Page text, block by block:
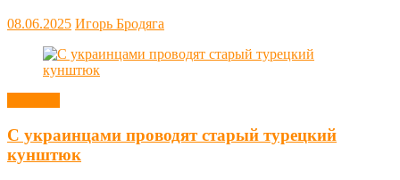
08.06.2025 Игорь Бродяга
С украинцами проводят старый турецкий
кунштюк